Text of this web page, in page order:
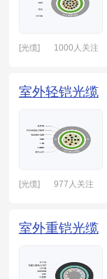
[光缆] 1000人关注
室外轻铠光缆
[光缆] 977人关注
室外重铠光缆